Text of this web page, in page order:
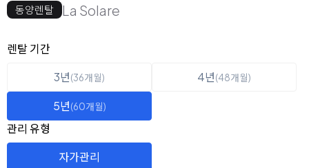
동양렌탈 La Solare
옵션 선택
렌탈 선택
렌탈 기간
3년(36개월) 4년(48개월)
5년(60개월)
관리 유형
자가관리